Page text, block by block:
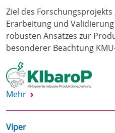
Ziel des Forschungsprojekts
Erarbeitung und
robusten Ansatzes zur
besonderer Beachtung
Mehr
VIper